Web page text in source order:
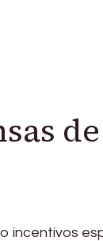
incentivos